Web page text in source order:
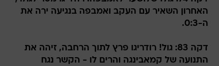
האחרון השאיר עם העקב ואמבפה בנגיעה ירה את
ה-0:3.
דקה 83: גול! רודריגו פרץ לתוך הרחבה, זיהה את
התנועה של קמאבינגה והרים לו - הקשר נגח